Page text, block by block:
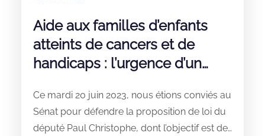
Aide aux familles d’enfants
atteints de cancers et de
handicaps : l’urgence d’un
Ce mardi 20 juin 2023, nous étions conviés au
Sénat pour défendre la proposition de loi du
député Paul Christophe, dont l’objectif est de